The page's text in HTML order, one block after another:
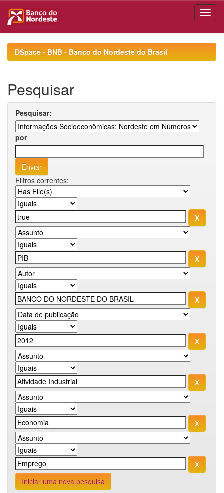
navigationDSpace - BNB - Banco do Nordeste do Brasil
Pesquisar
Pesquisar:
por
Filtros correntes:
Iniciar uma nova pesquisa